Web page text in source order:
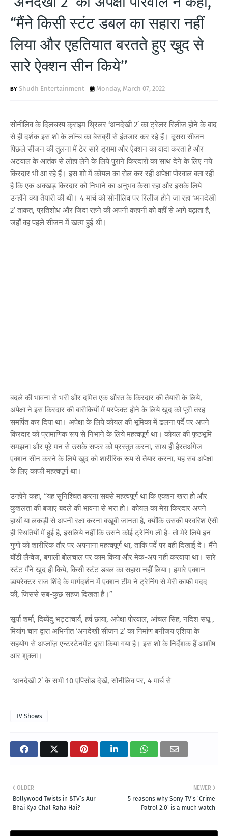
T
S
“मैंने किसी स्‍टंट डबल का सहारा नहीं
लिया और एहतियात बरतते हुए खुद से
सारे ऐक्‍शन सीन किये’’
Shudh Entertainment Monday, March 07, 2022
सोनीलिव के दिलचस्‍प क्राइम थ्रिलर ‘अनदेखी 2’ का ट्रेलर रिलीज होने के बाद
से ही दर्शक इस शो के लॉन्‍च का बेसब्री से इंतजार कर रहे हैं। दूसरा सीजन
पिछले सीजन की तुलना में ढेर सारे ड्रामा और ऐक्‍शन का वादा करता है और
अटवाल के आतंक से लोहा लेने के लिये पुराने किरदारों का साथ देने के लिए नये
किरदार भी आ रहे हैं। इस शो में कोयल का रोल कर रहीं अपेक्षा पोरवाल बता रहीं
है कि एक अक्‍खड़ किरदार को निभाने का अनुभव कैसा रहा और इसके लिये
उन्‍होंने क्‍या तैयारी की थी। 4 मार्च को सो‍नीलिव पर रिलीज होने जा रहा ‘अनदेखी
2’ ता‍कत, प्रतिशोध और जिंदा रहने की अपनी कहानी को वहीं से आगे बढ़ाता है,
जहाँ वह पहले सीजन में खत्‍म हुई थी।
बदले की भावना से भरी और दमित एक औरत के किरदार की तैयारी के लिये,
अपेक्षा ने इस किरदार की बारीकियों में परफेक्‍ट होने के लिये खुद को पूरी तरह
समर्पित कर दिया था। अपेक्षा के लिये कोयल की भूमिका में ढलना पर्दे पर अपने
किरदार को प्रामाणिक रूप से निभाने के लिये महत्‍वपूर्ण था। कोयल की पृष्‍ठभूमि
समझना और पूरे मन से उसके सफर को प्रस्‍तुत करना, साथ ही हैरतअंगेज
एक्‍शन सीन करने के लिये खुद को शारीरिक रूप से तैयार करना, यह सब अपेक्षा
के लिए काफी महत्‍वपूर्ण था।
उन्‍होंने कहा, “यह सुनिश्चित करना सबसे महत्‍वपूर्ण था कि एक्‍शन खरा हो और
कुशलता की बजाए बदले की भावना से भरा हो। कोयल का मेरा किरदार अपने
हाथों या लकड़ी से अपनी रक्षा करना बखूबी जानता है, क्‍योंकि उसकी परवरिश ऐसी
ही स्थितियों में हुई है, इसलिये नहीं कि उसने कोई ट्रेनिंग ली है- तो मेरे लिये इन
गुणों को शारीरिक तौर पर अपनाना महत्‍वपूर्ण था, ताकि पर्दे पर वही दिखाई दे। मैंने
बॉडी लैंग्‍वेज, बंगाली बोलचाल पर काम किया और मेक-अप नहीं करवाया था। सारे
स्‍टंट मैंने खुद ही किये, किसी स्‍टंट डबल का सहारा नहीं लिया। हमारे एक्‍शन
डायरेक्‍टर राज शिंदे के मार्गदर्शन में एक्‍शन टीम ने ट्रेनिंग से मेरी काफी मदद
की, जिससे सब-कुछ सहज दिखता है।”
सूर्या शर्मा, दिब्‍येंदु भट्टाचार्य, हर्ष छाया, अपेक्षा पोरवाल, आंचल सिंह, नंदिश संधू ,
मियांग चांग द्वारा अभिनीत ‘अनदेखी सीजन 2’ का निर्माण बनीजय एशिया के
सहयोग से अप्‍लॉज़ एन्‍टरटेनमेंट द्वारा किया गया है। इस शो के निर्देशक हैं आशीष
आर शुक्‍ला।
‘अनदेखी 2’ के सभी 10 एपिसोड देखें, सोनीलिव पर, 4 मार्च से
TV Shows
NEWER
5 reasons why Sony TV’s ‘Crime
Patrol 2.0’ is a much watch
OLDER
Bollywood Twists in &TV’s Aur
Bhai Kya Chal Raha Hai?